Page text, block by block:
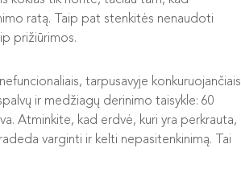
ratą. Taip pat stenkitės nenaudoti
prižiūrimos.
tarpusavyje konkuruojančiais
ir medžiagų derinimo taisykle: 60
Atminkite, kad erdvė, kuri yra perkrauta,
varginti ir kelti nepasitenkinimą. Tai